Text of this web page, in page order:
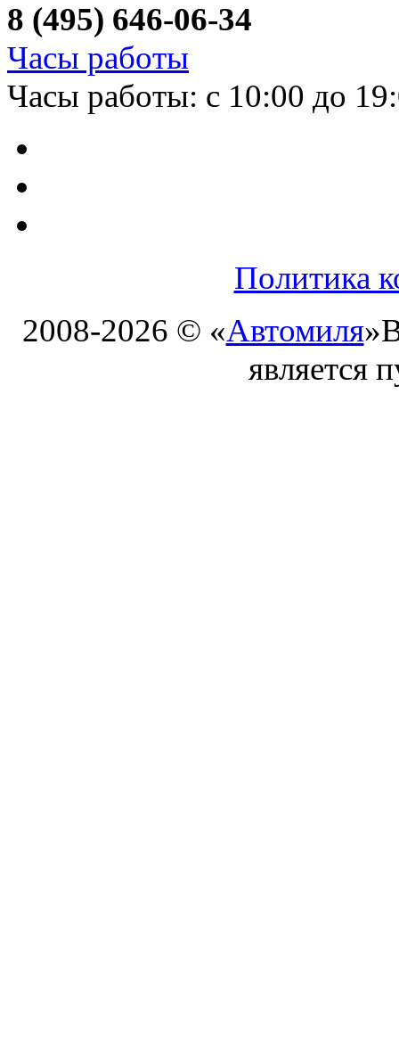
8 (495) 646-06-34
Часы работы
Часы работы: с 10:00 до
Политика
2008-2026 © «Автомиля»
является